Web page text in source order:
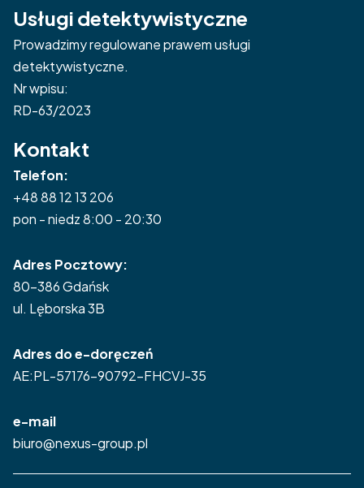
Usługi detektywistyczne
Prowadzimy regulowane prawem usługi
detektywistyczne.
Nr wpisu:
RD-63/2023
Kontakt
Telefon:
+48 88 12 13 206
pon - niedz 8:00 - 20:30
Adres Pocztowy:
80-386 Gdańsk
ul. Lęborska 3B
Adres do e-doręczeń
AE:PL-57176-90792-FHCVJ-35
e-mail
biuro@nexus-group.pl